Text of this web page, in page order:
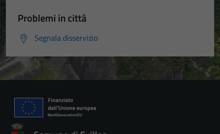
Problemi in città
Segnala disservizio